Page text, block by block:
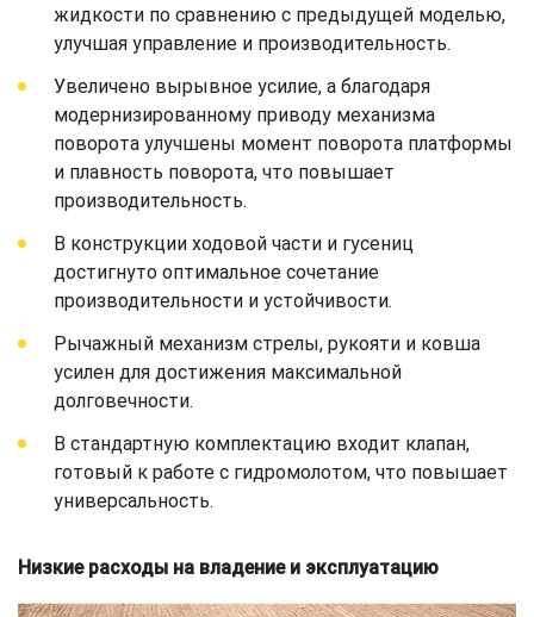
жидкости по сравнению с предыдущей моделью,
улучшая управление и производительность.
Увеличено вырывное усилие, а благодаря
модернизированному приводу механизма
поворота улучшены момент поворота платформы
и плавность поворота, что повышает
производительность.
В конструкции ходовой части и гусениц
достигнуто оптимальное сочетание
производительности и устойчивости.
Рычажный механизм стрелы, рукояти и ковша
усилен для достижения максимальной
долговечности.
В стандартную комплектацию входит клапан,
готовый к работе с гидромолотом, что повышает
универсальность.
Низкие расходы на владение и эксплуатацию